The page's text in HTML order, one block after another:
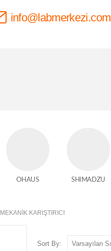
info@labmerkezi.com
OHAUS SHIMADZU
MEKANIK KARIŞTIRICI
Sort By: